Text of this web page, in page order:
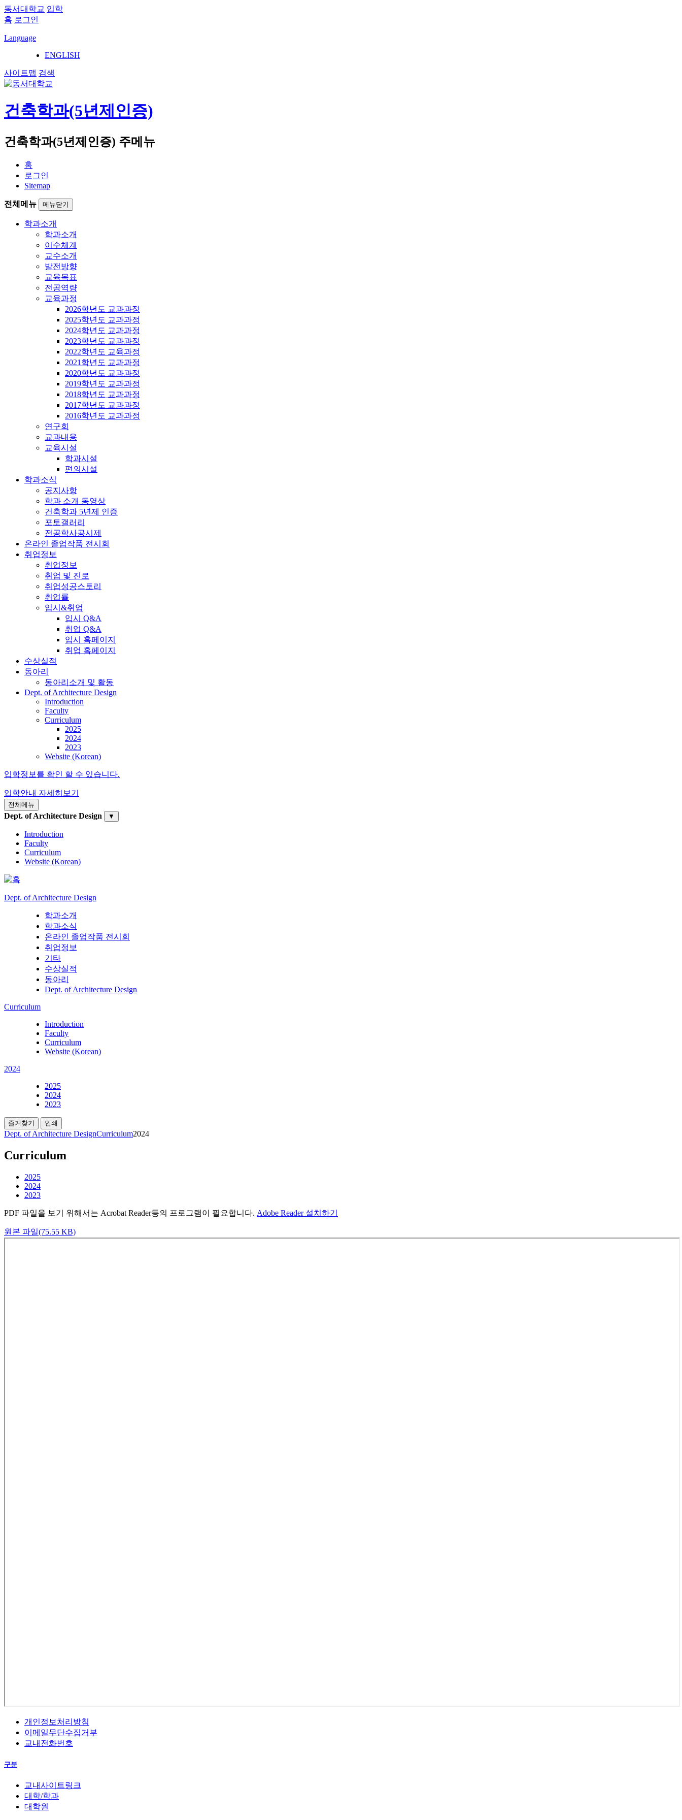
동서대학교 입학
홈 로그인
Language
ENGLISH
사이트맵 검색
건축학과(5년제인증)
건축학과(5년제인증) 주메뉴
홈
로그인
Sitemap
전체메뉴 메뉴닫기
학과소개
학과소개
이수체계
교수소개
발전방향
교육목표
전공역량
교육과정
2026학년도 교과과정
2025학년도 교과과정
2024학년도 교과과정
2023학년도 교과과정
2022학년도 교육과정
2021학년도 교과과정
2020학년도 교과과정
2019학년도 교과과정
2018학년도 교과과정
2017학년도 교과과정
2016학년도 교과과정
연구회
교과내용
교육시설
학과시설
편의시설
학과소식
공지사항
학과 소개 동영상
건축학과 5년제 인증
포토갤러리
전공학사공시제
온라인 졸업작품 전시회
취업정보
취업정보
취업 및 진로
취업성공스토리
취업률
입시&취업
입시 Q&A
취업 Q&A
입시 홈페이지
취업 홈페이지
수상실적
동아리
동아리소개 및 활동
Dept. of Architecture Design
Introduction
Faculty
Curriculum
2025
2024
2023
Website (Korean)
입학정보를 확인 할 수 있습니다.
입학안내 자세히보기
전체메뉴
Dept. of Architecture Design ▼
Introduction
Faculty
Curriculum
Website (Korean)
Dept. of Architecture Design
학과소개
학과소식
온라인 졸업작품 전시회
취업정보
기타
수상실적
동아리
Dept. of Architecture Design
Curriculum
Introduction
Faculty
Curriculum
Website (Korean)
2024
2025
2024
2023
즐겨찾기 인쇄
Dept. of Architecture DesignCurriculum2024
Curriculum
2025
2024
2023
PDF 파일을 보기 위해서는 Acrobat Reader등의 프로그램이 필요합니다. Adobe Reader 설치하기
원본 파일(75.55 KB)
개인정보처리방침
이메일무단수집거부
교내전화번호
구분
교내사이트링크
대학/학과
대학원